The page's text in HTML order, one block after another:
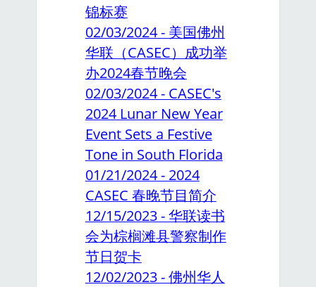
锦标赛
02/03/2024 - 美国佛州
华联（CASEC）成功举
办2024春节晚会
02/03/2024 - CASEC's
2024 Lunar New Year
Event Sets a Festive
Tone in South Florida
01/21/2024 - 2024
CASEC 春晚节目简介
12/15/2023 - 华联读书
会为棕榈滩县警察制作
节日贺卡
12/02/2023 - 佛州华人